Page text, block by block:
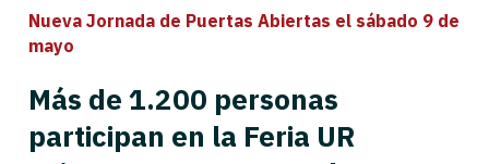
Nueva Jornada de Puertas Abiertas el sábado 9 de
mayo
Más de 1.200 personas
participan en la Feria UR